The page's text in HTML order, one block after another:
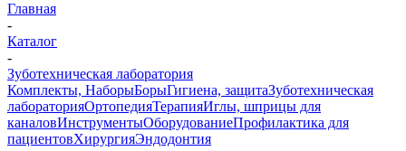
Главная
-
Каталог
-
Зуботехническая лаборатория
Комплекты, НаборыБорыГигиена, защитаЗуботехническая
лабораторияОртопедияТерапияИглы, шприцы для
каналовИнструментыОборудованиеПрофилактика для
пациентовХирургияЭндодонтия